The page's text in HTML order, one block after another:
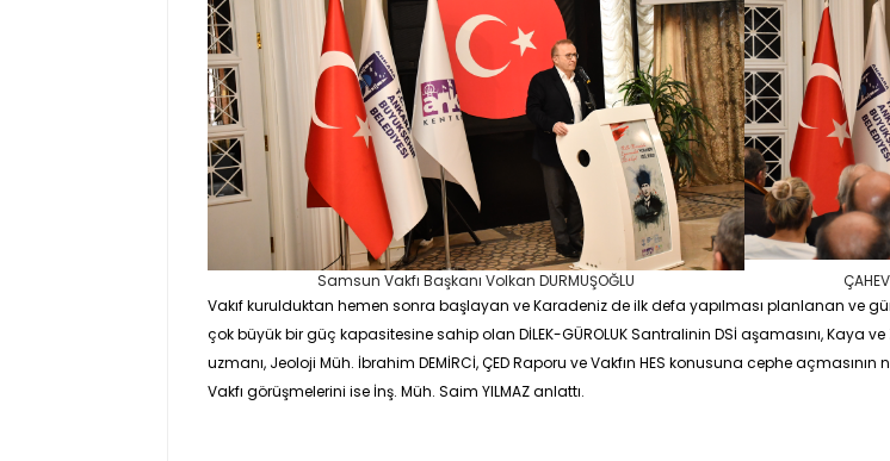
Samsun Vakfı Başkanı Volkan DURMUŞOĞLU
Vakıf kurulduktan hemen sonra başlayan ve Karadeniz de ilk defa yapılması planlanan ve
çok büyük bir güç kapasitesine sahip olan DİLEK-GÜROLUK Santralinin DSİ aşamasını, Kaya
uzmanı, Jeoloji Müh. İbrahim DEMİRCİ, ÇED Raporu ve Vakfın HES konusuna cephe açmasının
Vakfı görüşmelerini ise İnş. Müh. Saim YILMAZanlattı.